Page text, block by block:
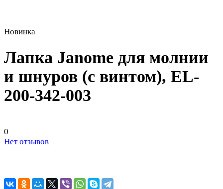
Новинка
Лапка Janome для молнии
и шнуров (с винтом), EL-
200-342-003
0
Нет отзывов